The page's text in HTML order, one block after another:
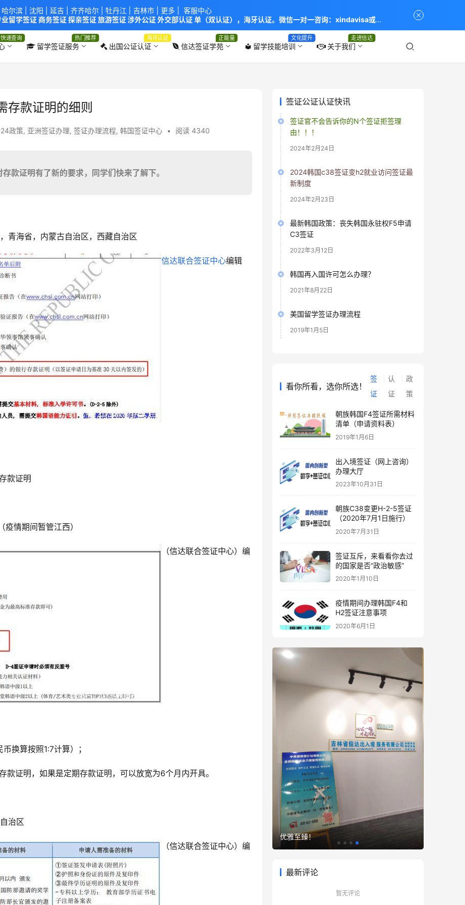
快速查询
留学签证服务
热门推荐
出国公证认证
海牙认证
信达签证学苑
正能量
local_library 留学技能培训
文化提升
关于我们
走进信达
存款证明的细则
政策, 亚洲签证办理, 签证办理流程, 韩国签证中心 • 阅读 4340
款证明有了新的要求，同学们快来了解下。
青海省，内蒙古自治区，西藏自治区
信达联合签证中心编辑
款证明
情期间暂管江西）
（信达联合签证中心） 编
换算按照1:7计算）；
证明，如果是定期存款证明，可以放宽为6个月内开具。
治区
（信达联合签证中心） 编
签证公证认证快讯
签证官不会告诉你的N个签证拒签理
由！！！
2024年2月24日
2024韩国c38签证变h2就业访问签证最
新制度
2024年2月23日
最新韩国政策：丧失韩国永驻权F5申请
C3签证
2022年3月12日
韩国再入国许可怎么办理？
2021年8月22日
美国留学签证办理流程
2019年1月5日
看你所看，选你所选！
签
证
认
证
政
策
朝族韩国F4签证所需材料
清单（申请资料表）
2019年1月6日
出入境签证（网上咨询）
办理大厅
2023年10月31日
朝族C38变更H-2-5签证
（2020年7月1日施行）
2020年7月31日
签证互斥，来看看你去过
的国家是否“政治敏感”
2020年1月10日
疫情期间办理韩国F4和
H2签证注意事项
2020年6月1日
优雅至臻！
最新评论
暂无评论
哈尔滨 沈阳 延吉 | 齐齐哈尔 | 牡丹江 吉林市 | 更多 | 客服中心
业留学签证 商务签证 探亲签证 旅游签证 涉外公证 外交部认证 单（双认证），海牙认证。微信一对一咨询：xindavisa或
馆！提供服务机构：信达出入境服务有限公司/中青国际旅行社有限公司.专业：留学签证 商务签证 探亲签证 旅游签证 涉外公证